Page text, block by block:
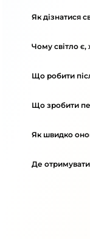
Як дізнатися
Чому світло
Що робити
Що зробити
Як швидко
Де